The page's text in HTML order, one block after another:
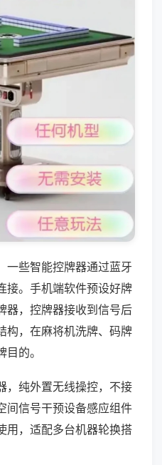
一些智能控牌器通过蓝牙
接。手机端软件预设好牌
器，控牌器接收到信号后
构，在麻将机洗牌、码牌
的。
，纯外置无线操控，不接
间信号干预设备感应组件
用，适配多台机器轮换搭